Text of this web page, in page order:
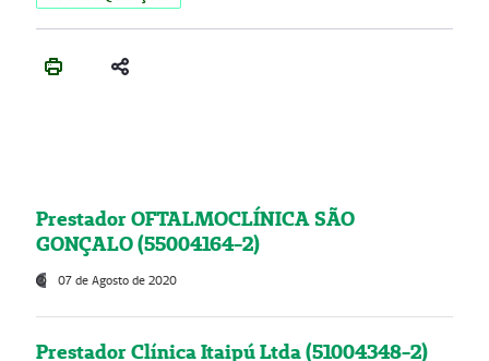
Prestador OFTALMOCLÍNICA SÃO
GONÇALO (55004164-2)
07 de Agosto de 2020
Prestador Clínica Itaipú Ltda (51004348-2)